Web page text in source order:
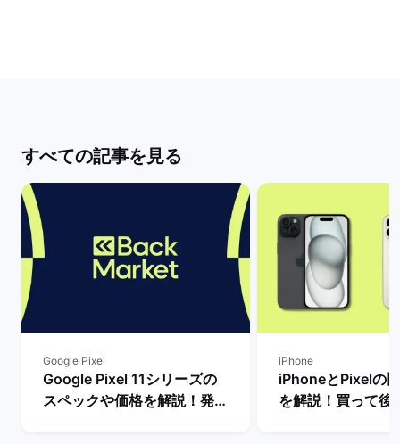
すべての記事を見る
Google Pixel
Google Pixel 11シリーズの
スペックや価格を解説！発売
iPhone
iPhoneとPixelの
を解説！買って後